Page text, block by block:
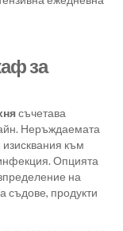
за
съчетава
Неръждаемата
към
Опцията
на
съдове, продукти